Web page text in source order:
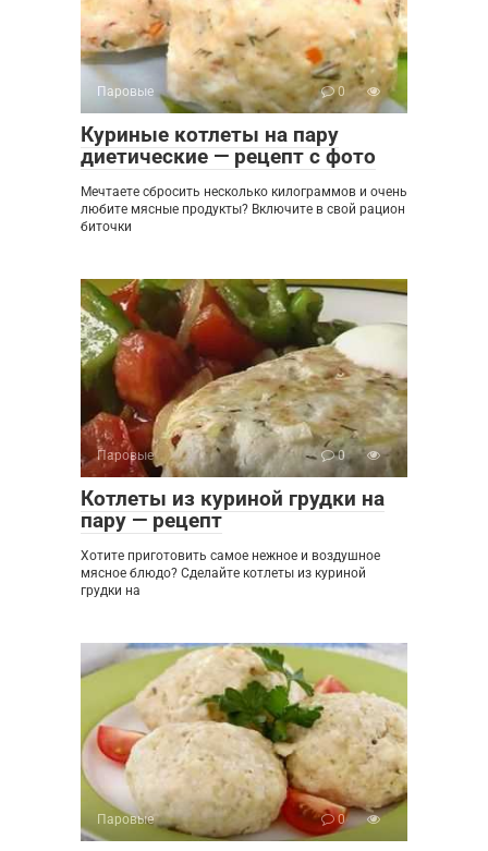
Паровые 0
Куриные котлеты на пару
диетические — рецепт с фото
Мечтаете сбросить несколько килограммов и очень
любите мясные продукты? Включите в свой рацион
биточки
Паровые 0
Котлеты из куриной грудки на
пару — рецепт
Хотите приготовить самое нежное и воздушное
мясное блюдо? Сделайте котлеты из куриной
грудки на
Паровые 0